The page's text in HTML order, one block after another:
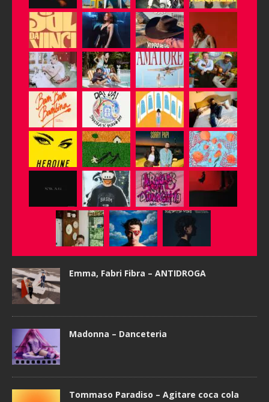
Emma, Fabri Fibra – ANTIDROGA
Madonna – Danceteria
Tommaso Paradiso – Agitare coca cola